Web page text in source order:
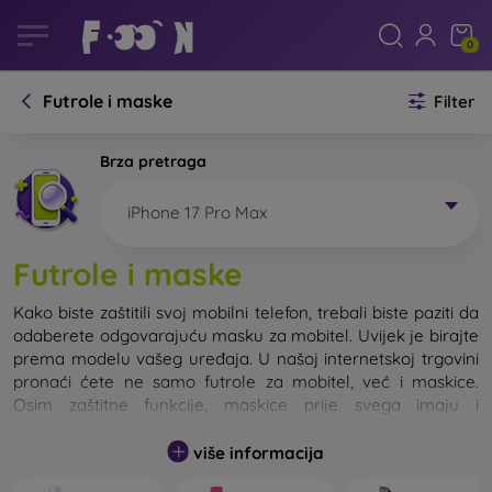
0
Futrole i maske Filter
Brza pretraga
iPhone 17 Pro Max
Futrole i maske
Kako biste zaštitili svoj mobilni telefon, trebali biste paziti da
odaberete odgovarajuću masku za mobitel. Uvijek je birajte
prema modelu vašeg uređaja. U našoj internetskoj trgovini
pronaći ćete ne samo futrole za mobitel, već i maskice.
Osim zaštitne funkcije, maskice prije svega imaju i
Maskicu za mobitel možemo također nazvati i stražnjom
više informacija